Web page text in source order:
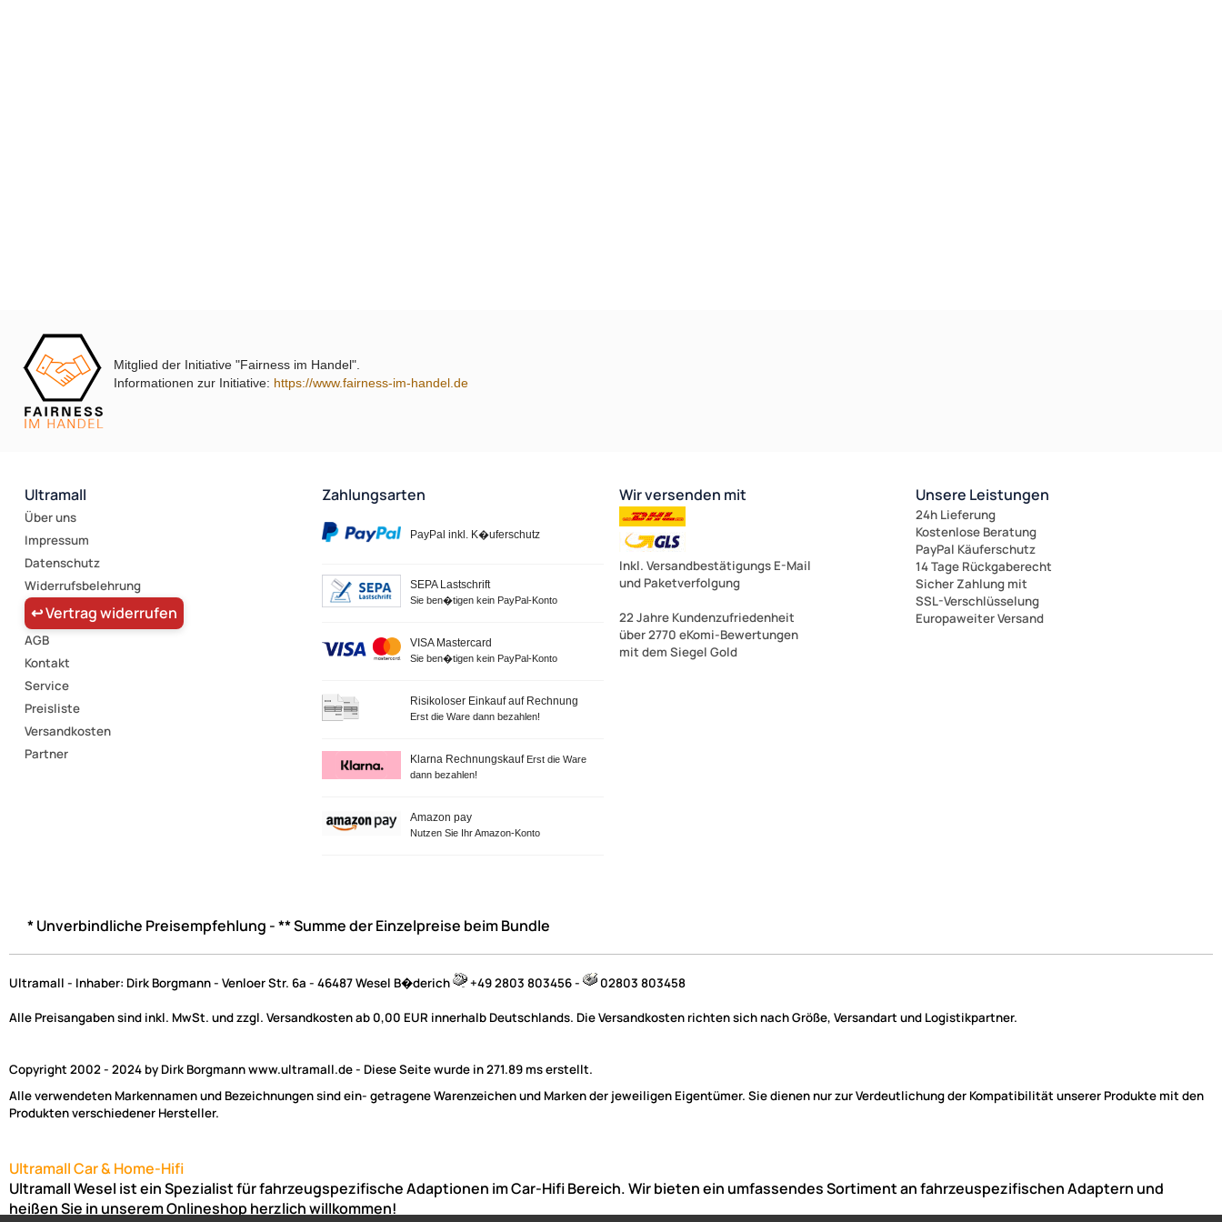
Mitglied der Initiative "Fairness im Handel".
Informationen zur Initiative: https://www.fairness-im-handel.de
Ultramall
Über uns
Impressum
Datenschutz
Widerrufsbelehrung
↩ Vertrag widerrufen
AGB
Kontakt
Service
Preisliste
Versandkosten
Partner
Zahlungsarten
PayPal inkl. K�uferschutz
SEPA Lastschrift
Sie ben�tigen kein PayPal-Konto
VISA Mastercard
Sie ben�tigen kein PayPal-Konto
Risikoloser Einkauf auf Rechnung
Erst die Ware dann bezahlen!
Klarna Rechnungskauf Erst die Ware
dann bezahlen!
Amazon pay
Nutzen Sie Ihr Amazon-Konto
Wir versenden mit
Inkl. Versandbestätigungs E-Mail
und Paketverfolgung
22 Jahre Kundenzufriedenheit
über 2770 eKomi-Bewertungen
mit dem Siegel Gold
Unsere Leistungen
24h Lieferung
Kostenlose Beratung
PayPal Käuferschutz
14 Tage Rückgaberecht
Sicher Zahlung mit
SSL-Verschlüsselung
Europaweiter Versand
* Unverbindliche Preisempfehlung - ** Summe der Einzelpreise beim Bundle
Ultramall - Inhaber: Dirk Borgmann - Venloer Str. 6a - 46487 Wesel B�derich +49 2803 803456 - 02803 803458
Alle Preisangaben sind inkl. MwSt. und zzgl. Versandkosten ab 0,00 EUR innerhalb Deutschlands. Die Versandkosten richten sich nach Größe, Versandart und Logistikpartner.
Copyright 2002 - 2024 by Dirk Borgmann www.ultramall.de - Diese Seite wurde in 271.89 ms erstellt.
Alle verwendeten Markennamen und Bezeichnungen sind ein- getragene Warenzeichen und Marken der jeweiligen Eigentümer. Sie dienen nur zur Verdeutlichung der Kompatibilität unserer Produkte mit den
Produkten verschiedener Hersteller.
Ultramall Car & Home-Hifi
Ultramall Wesel ist ein Spezialist für fahrzeugspezifische Adaptionen im Car-Hifi Bereich. Wir bieten ein umfassendes Sortiment an fahrzeuspezifischen Adaptern und
heißen Sie in unserem Onlineshop herzlich willkommen!